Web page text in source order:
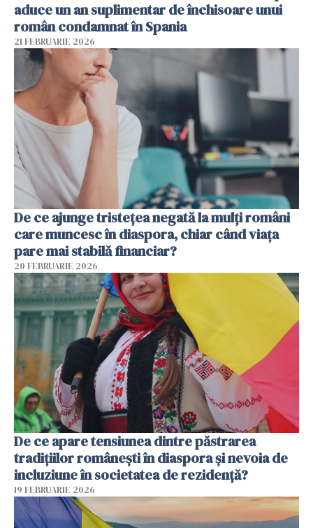
aduce un an suplimentar de închisoare unui
român condamnat în Spania
21 FEBRUARIE 2026
De ce ajunge tristețea negată la mulți români
care muncesc în diaspora, chiar când viața
pare mai stabilă financiar?
20 FEBRUARIE 2026
De ce apare tensiunea dintre păstrarea
tradițiilor românești în diaspora și nevoia de
incluziune în societatea de rezidență?
19 FEBRUARIE 2026